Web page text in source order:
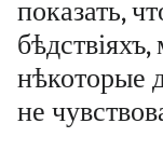
показать,
нѣкоторые
не